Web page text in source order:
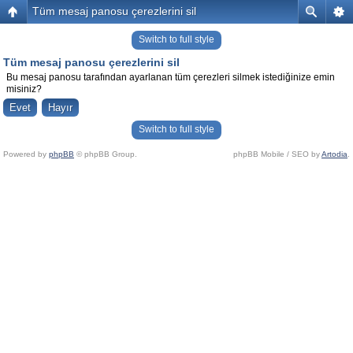
Tüm mesaj panosu çerezlerini sil
Switch to full style
Tüm mesaj panosu çerezlerini sil
Bu mesaj panosu tarafından ayarlanan tüm çerezleri silmek istediğinize emin
misiniz?
Switch to full style
Powered by phpBB © phpBB Group. phpBB Mobile / SEO byArtodia